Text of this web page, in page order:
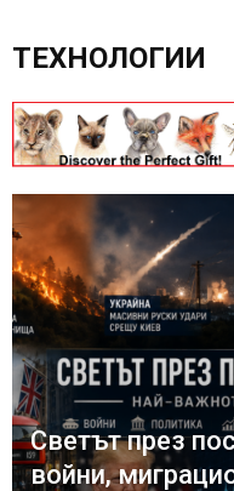
ТЕХНОЛОГИИ
Светът през
войни,